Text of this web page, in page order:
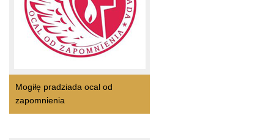
Mogiłę pradziada ocal od
zapomnienia